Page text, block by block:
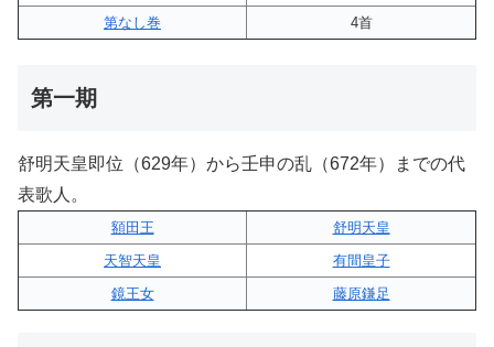
第なし巻
4首
第一期
舒明天皇即位（629年）から壬申の乱（672年）までの代
表歌人。
額田王
舒明天皇
天智天皇
有間皇子
鏡王女
藤原鎌足